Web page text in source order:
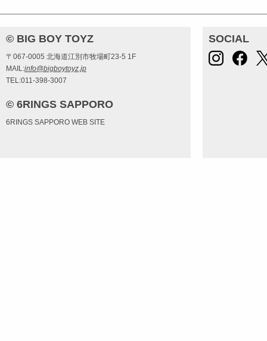
© BIG BOY TOYZ
〒067-0005 北海道江別市牧場町23-5 1F
MAIL:info@bigboytoyz.jp
TEL:011-398-3007
© 6RINGS SAPPORO
6RINGS SAPPORO WEB SITE
SOCIAL